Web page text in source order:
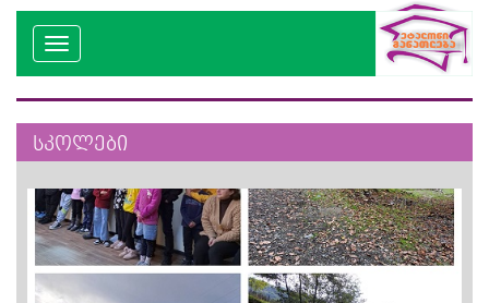
სკოლები